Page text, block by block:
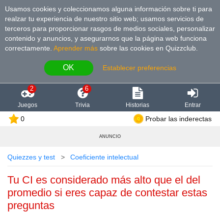
Usamos cookies y coleccionamos alguna información sobre ti para
realzar tu experiencia de nuestro sitio web; usamos servicios de
terceros para proporcionar rasgos de medios sociales, personalizar
contenido y anuncios, y asegurarnos que la página web funciona
correctamente. Aprender más sobre las cookies en Quizzclub.
OK Establecer preferencias
2
Juegos
6
Trivia Historias Entrar
0 Probar las inderectas
ANUNCIO
Quiezzes y test Coeficiente intelectual
Tu CI es considerado más alto que el del
promedio si eres capaz de contestar estas
preguntas